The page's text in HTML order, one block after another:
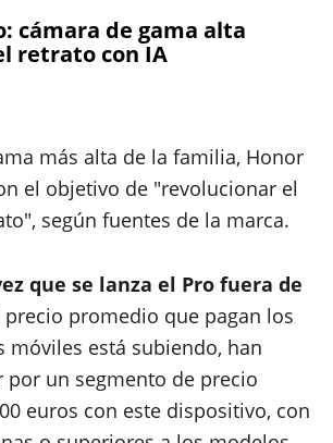
cámara de gama alta
retrato con IA
más alta de la familia, Honor
el objetivo de "revolucionar el
según fuentes de la marca.
que se lanza el Pro fuera de
precio promedio que pagan los
móviles está subiendo, han
por un segmento de precio
euros con este dispositivo, con